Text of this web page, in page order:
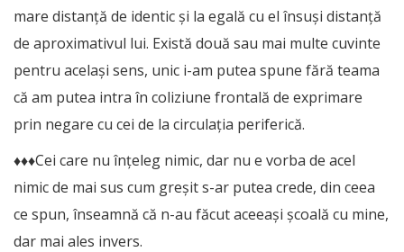
mare distanță de identic și la egală cu el însuși distanță
de aproximativul lui. Există două sau mai multe cuvinte
pentru același sens, unic i-am putea spune fără teama
că am putea intra în coliziune frontală de exprimare
prin negare cu cei de la circulația periferică.
♦♦♦Cei care nu înțeleg nimic, dar nu e vorba de acel
nimic de mai sus cum greșit s-ar putea crede, din ceea
ce spun, înseamnă că n-au făcut aceeași școală cu mine,
dar mai ales invers.